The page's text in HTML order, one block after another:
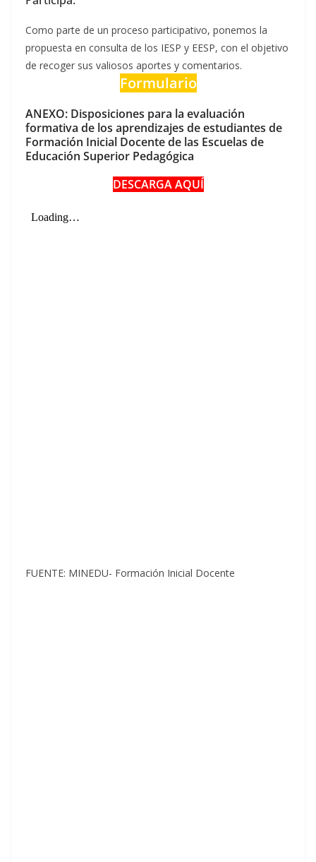
Como parte de un proceso participativo, ponemos la
propuesta en consulta de los IESP y EESP, con el objetivo
de recoger sus valiosos aportes y comentarios.
Formulario
ANEXO: Disposiciones para la evaluación
formativa de los aprendizajes de estudiantes de
Formación Inicial Docente de las Escuelas de
Educación Superior Pedagógica
DESCARGA AQUÍ
FUENTE: MINEDU- Formación Inicial Docente